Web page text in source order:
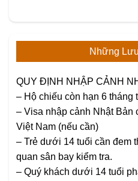
Những
QUY ĐỊNH NHẬP CẢNH
– Hộ chiếu còn hạn 6 tháng
– Visa nhập cảnh Nhật Bản
Việt Nam (nếu cần)
– Trẻ dưới 14 tuổi cần đem
quan sân bay kiểm tra.
– Quý khách dưới 14 tuổi